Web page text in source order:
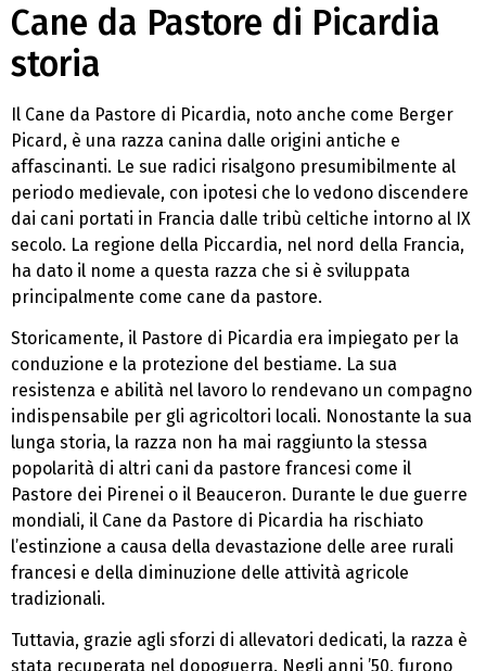
Cane da Pastore di Picardia
storia
Il Cane da Pastore di Picardia, noto anche come Berger
Picard, è una razza canina dalle origini antiche e
affascinanti. Le sue radici risalgono presumibilmente al
periodo medievale, con ipotesi che lo vedono discendere
dai cani portati in Francia dalle tribù celtiche intorno al IX
secolo. La regione della Piccardia, nel nord della Francia,
ha dato il nome a questa razza che si è sviluppata
principalmente come cane da pastore.
Storicamente, il Pastore di Picardia era impiegato per la
conduzione e la protezione del bestiame. La sua
resistenza e abilità nel lavoro lo rendevano un compagno
indispensabile per gli agricoltori locali. Nonostante la sua
lunga storia, la razza non ha mai raggiunto la stessa
popolarità di altri cani da pastore francesi come il
Pastore dei Pirenei o il Beauceron. Durante le due guerre
mondiali, il Cane da Pastore di Picardia ha rischiato
l’estinzione a causa della devastazione delle aree rurali
francesi e della diminuzione delle attività agricole
tradizionali.
Tuttavia, grazie agli sforzi di allevatori dedicati, la razza è
stata recuperata nel dopoguerra. Negli anni ’50, furono